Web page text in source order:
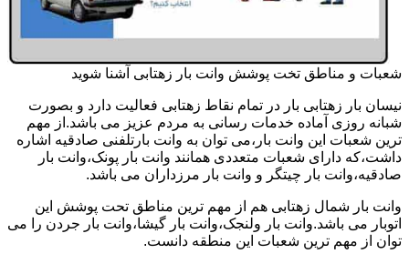
شعبات و مناطق تخت پوشش وانت بار زهتابی آشنا شوید
نیسان بار زهتابی بار در تمام نقاط زهتابی فعالیت دارد و بصورت
شبانه روزی آماده خدمات رسانی به مردم عزیز می باشد.از مهم
ترین شعبات این وانت بار،می توان به وانت بارتلفنی صادقیه اشاره
داشت،که دارای شعبات متعددی همانند وانت بار پونک،وانت بار
صادقیه،وانت بار چیتگر و وانت بار مرزداران می باشد.
وانت بار شمال زهتابی هم از مهم ترین مناطق تحت پوشش این
اتوبار می باشد.وانت بار ولنجک،وانت بار گیشا،وانت بار جردن را می
توان از مهم ترین شعبات این منطقه دانست.